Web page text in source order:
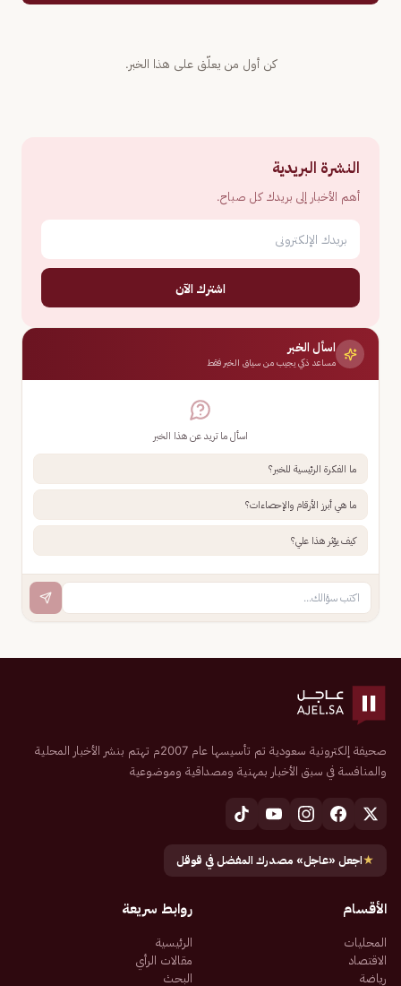
كن أول من يعلّق على هذا الخبر.
النشرة البريدية
أهم الأخبار إلى بريدك كل صباح.
اشترك الآن
اسأل الخبر
مساعد ذكي يجيب من سياق الخبر فقط
اسأل ما تريد عن هذا الخبر
ما الفكرة الرئيسية للخبر؟
ما هي أبرز الأرقام والإحصاءات؟
كيف يؤثر هذا علي؟
صحيفة إلكترونية سعودية تم تأسيسها عام 2007م تهتم بنشر الأخبار المحلية
والمنافسة في سبق الأخبار بمهنية ومصداقية وموضوعية
★اجعل «عاجل» مصدرك المفضل في قوقل
الأقسام
المحليات
الاقتصاد
رياضة
روابط سريعة
الرئيسية
مقالات الرأي
البحث